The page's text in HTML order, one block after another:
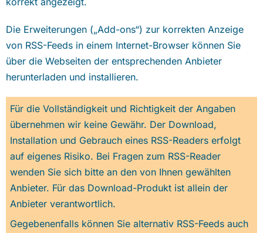
Die Erweiterungen („Add-ons“) zur korrekten Anzeige
von RSS-Feeds in einem Internet-Browser können Sie
über die Webseiten der entsprechenden Anbieter
herunterladen und installieren.
Für die Vollständigkeit und Richtigkeit der Angaben
übernehmen wir keine Gewähr. Der Download,
Installation und Gebrauch eines RSS-Readers erfolgt
auf eigenes Risiko. Bei Fragen zum RSS-Reader
wenden Sie sich bitte an den von Ihnen gewählten
Anbieter. Für das Download-Produkt ist allein der
Anbieter verantwortlich.
Gegebenenfalls können Sie alternativ RSS-Feeds auch